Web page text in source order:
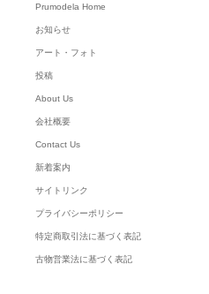
Prumodela Home
お知らせ
アート・フォト
投稿
About Us
会社概要
Contact Us
新着案内
サイトリンク
プライバシーポリシー
特定商取引法に基づく表記
古物営業法に基づく表記